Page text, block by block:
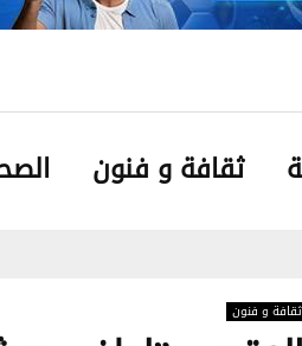
ثقافة و فنون
ثقافة و فنون